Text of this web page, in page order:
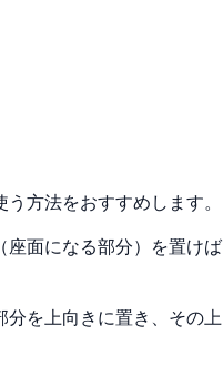
方法をおすすめします。
座面になる部分）を置けば
分を上向きに置き、その上